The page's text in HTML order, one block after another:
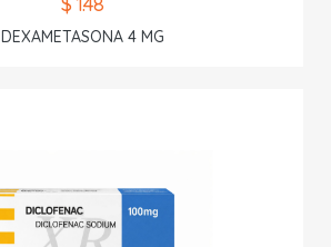
DEXAMETASONA 4 MG